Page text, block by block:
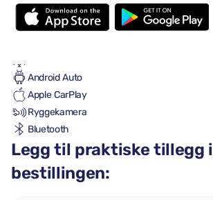
2 store kofferter
Én liten koffert
Android Auto
Apple CarPlay
Ryggekamera
Bluetooth
Legg til praktiske tillegg i
bestillingen: